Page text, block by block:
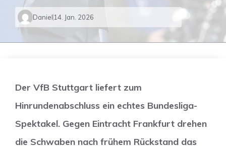
Daniel 14. Jan. 2026
Der VfB Stuttgart liefert zum
Hinrundenabschluss ein echtes Bundesliga-
Spektakel. Gegen Eintracht Frankfurt drehen
die Schwaben nach frühem Rückstand das